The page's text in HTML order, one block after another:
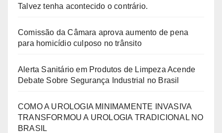
Talvez tenha acontecido o contrário.
Comissão da Câmara aprova aumento de pena
para homicídio culposo no trânsito
Alerta Sanitário em Produtos de Limpeza Acende
Debate Sobre Segurança Industrial no Brasil
COMO A UROLOGIA MINIMAMENTE INVASIVA
TRANSFORMOU A UROLOGIA TRADICIONAL NO
BRASIL